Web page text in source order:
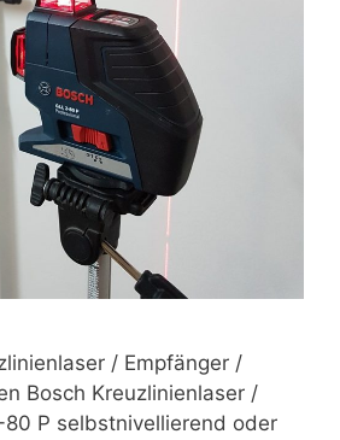
/ Empfänger /
Bosch Kreuzlinienlaser /
P selbstnivellierend oder